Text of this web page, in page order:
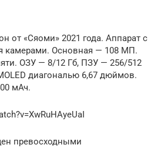
от «Сяоми» 2021 года. Аппарат с
камерами. Основная — 108 МП.
ОЗУ — 8/12 Гб, ПЗУ — 256/512
диагональю 6,67 дюймов.
мАч.
превосходными